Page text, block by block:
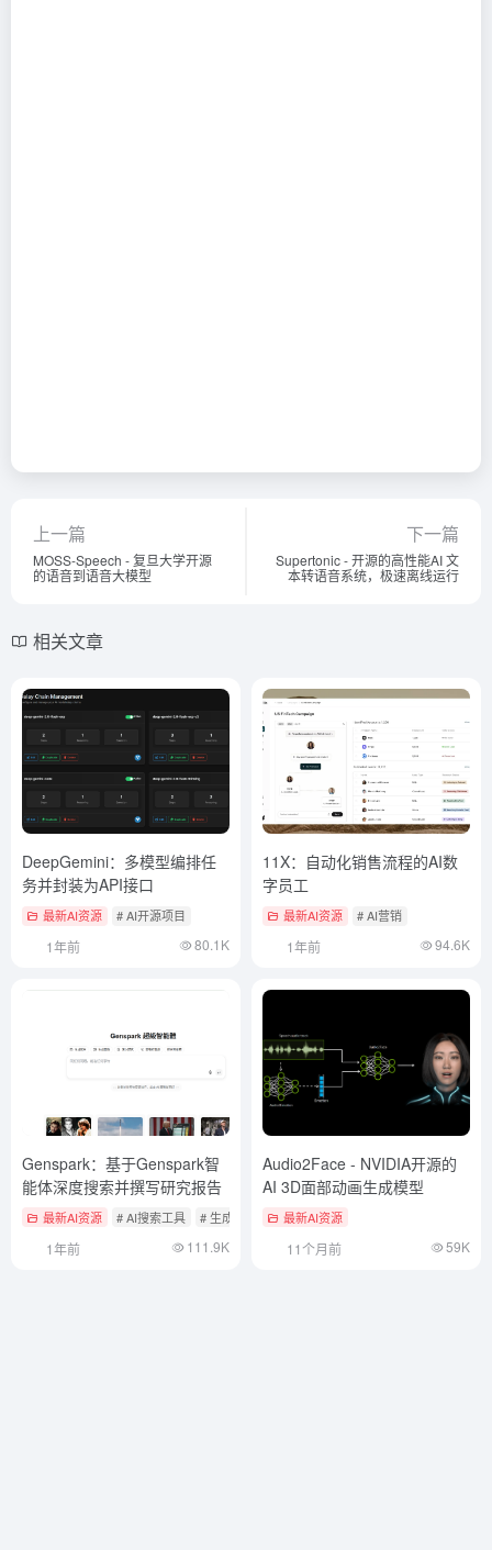
上一篇
MOSS-Speech - 复旦大学开源
的语音到语音大模型
下一篇
Supertonic - 开源的高性能AI 文
本转语音系统，极速离线运行
相关文章
DeepGemini：多模型编排任
务并封装为API接口
最新AI资源 # AI开源项目
1年前 80.1K
11X：自动化销售流程的AI数
字员工
最新AI资源 # AI营销
1年前 94.6K
Genspark：基于Genspark智
能体深度搜索并撰写研究报告
最新AI资源 # AI搜索工具 # 生成深度研究报告
1年前 111.9K
Audio2Face - NVIDIA开源的
AI 3D面部动画生成模型
最新AI资源
11个月前 59K